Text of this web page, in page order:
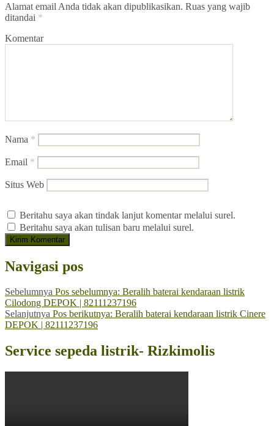
Alamat email Anda tidak akan dipublikasikan. Ruas yang wajib
ditandai *
Komentar
Nama *
Email *
Situs Web
Beritahu saya akan tindak lanjut komentar melalui surel.
Beritahu saya akan tulisan baru melalui surel.
Navigasi pos
Sebelumnya Pos sebelumnya: Beralih baterai kendaraan listrik
Cilodong DEPOK | 82111237196
Selanjutnya Pos berikutnya: Beralih baterai kendaraan listrik Cinere
DEPOK | 82111237196
Service sepeda listrik- Rizkimolis